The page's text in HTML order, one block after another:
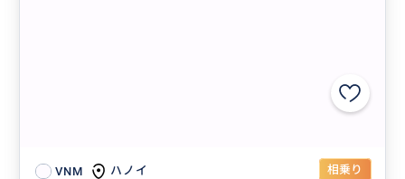
VNM ハノイ 相乗り